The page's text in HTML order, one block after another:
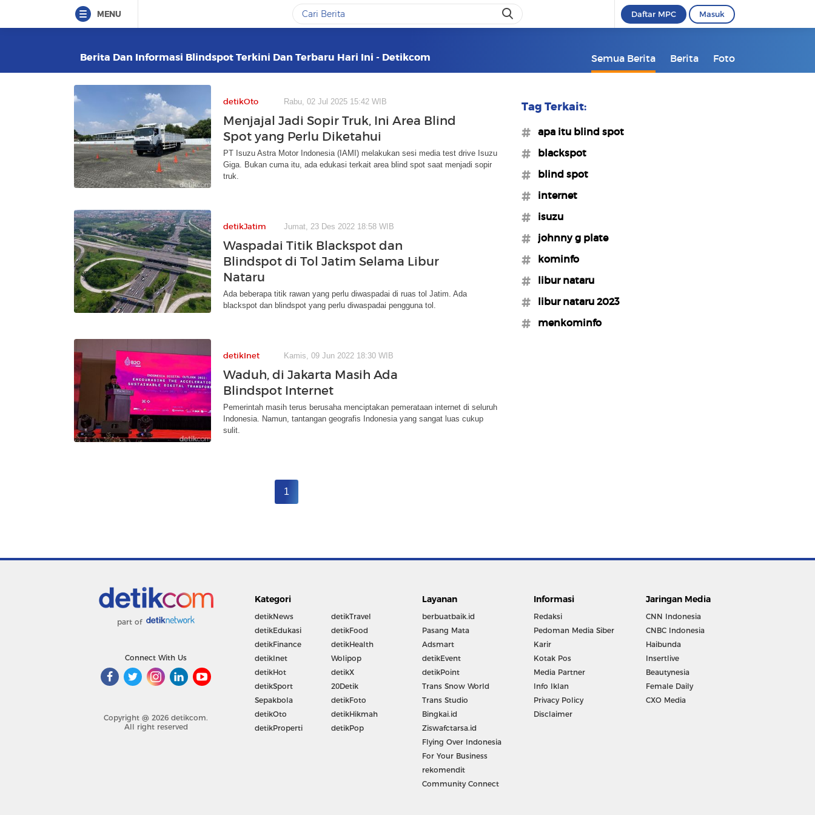
MENU Daftar MPC Masuk
Berita Dan Informasi Blindspot Terkini Dan Terbaru Hari Ini - Detikcom Semua Berita Berita Foto
detikOto Rabu, 02 Jul 2025 15:42 WIB
Menjajal Jadi Sopir Truk, Ini Area Blind
Spot yang Perlu Diketahui
PT Isuzu Astra Motor Indonesia (IAMI) melakukan sesi media test drive Isuzu
Giga. Bukan cuma itu, ada edukasi terkait area blind spot saat menjadi sopir
truk.
detikJatim Jumat, 23 Des 2022 18:58 WIB
Waspadai Titik Blackspot dan
Blindspot di Tol Jatim Selama Libur
Nataru
Ada beberapa titik rawan yang perlu diwaspadai di ruas tol Jatim. Ada
blackspot dan blindspot yang perlu diwaspadai pengguna tol.
detikInet Kamis, 09 Jun 2022 18:30 WIB
Waduh, di Jakarta Masih Ada
Blindspot Internet
Pemerintah masih terus berusaha menciptakan pemerataan internet di seluruh
Indonesia. Namun, tantangan geografis Indonesia yang sangat luas cukup
sulit.
1
Tag Terkait:
#apa itu blind spot
#blackspot
#blind spot
#internet
#isuzu
#johnny g plate
#kominfo
#libur nataru
#libur nataru 2023
#menkominfo
part of
Connect With Us
Copyright @ 2026 detikcom.
All right reserved
Kategori
detikNews
detikEdukasi
detikFinance
detikInet
detikHot
detikSport
Sepakbola
detikOto
detikProperti
detikTravel
detikFood
detikHealth
Wolipop
detikX
20Detik
detikFoto
detikHikmah
detikPop
Layanan
berbuatbaik.id
Pasang Mata
Adsmart
detikEvent
detikPoint
Trans Snow World
Trans Studio
Bingkai.id
Ziswafctarsa.id
Flying Over Indonesia
For Your Business
rekomendit
Community Connect
Informasi
Redaksi
Pedoman Media Siber
Karir
Kotak Pos
Media Partner
Info Iklan
Privacy Policy
Disclaimer
Jaringan Media
CNN Indonesia
CNBC Indonesia
Haibunda
Insertlive
Beautynesia
Female Daily
CXO Media